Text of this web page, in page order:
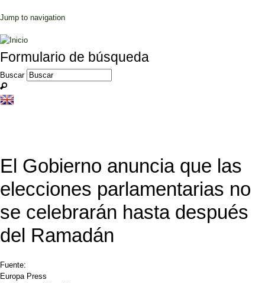
Jump to navigation
Formulario de búsqueda
Buscar
El Gobierno anuncia que las
elecciones parlamentarias no
se celebrarán hasta después
del Ramadán
Fuente:
Europa Press